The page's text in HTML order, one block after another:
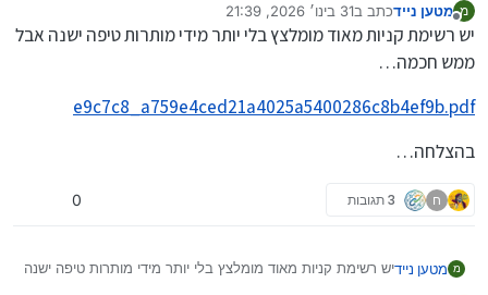
מ
מנותק
מטען ניידכתב ב31 בינו׳ 2026, 21:39
נערך לאחרונה על ידי
יש רשימת קניות מאוד מומלצץ בלי יותר מידי מותרות טיפה ישנה אבל
ממש חכמה…
e9c7c8_a759e4ced21a4025a5400286c8b4ef9b.pdf
בהצלחה…
ח 3 תגובות 0
מ מטען ניידיש רשימת קניות מאוד מומלצץ בלי יותר מידי מותרות טיפה ישנה